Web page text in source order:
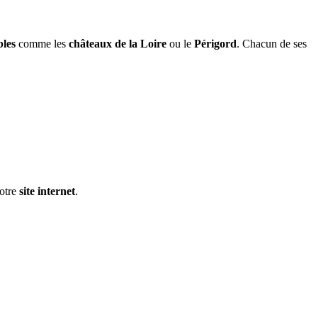
comme les châteaux de la Loire ou le Périgord. Chacun de ses
site internet.